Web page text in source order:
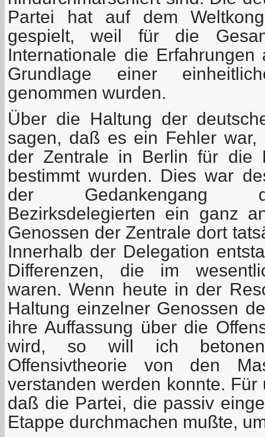
Partei hat auf dem
gespielt, weil für die
Internationale die
Grundlage einer
genommen wurden.
Über die Haltung der
sagen, daß es ein Fehler
der Zentrale in Berlin für die
bestimmt wurden. Dies war
der Gedankengang
Bezirksdelegierten ein ganz
Genossen der Zentrale dort
Innerhalb der Delegation
Differenzen, die im
waren. Wenn heute in der
Haltung einzelner Genossen
ihre Auffassung über die
wird, so will ich
Offensivtheorie von den
verstanden werden konnte.
daß die Partei, die passiv
Etappe durchmachen mußte,